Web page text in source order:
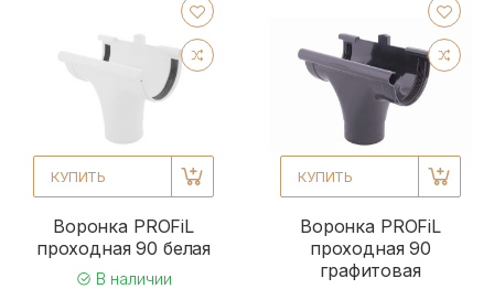
КУПИТЬ
Воронка PROFiL
проходная 90 белая
В наличии
КУПИТЬ
Воронка PROFiL
проходная 90
графитовая